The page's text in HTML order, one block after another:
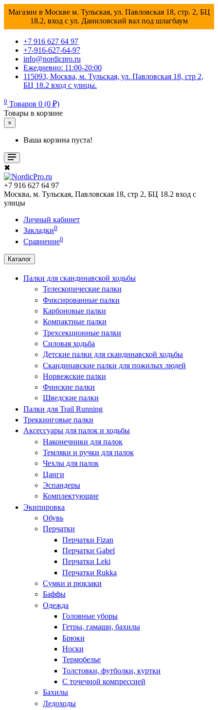
Магазин в Москве м. Тульская, ул. Павловская 18, стр. 2, БЦ
18.2, вход с ул. Даниловский вал под шлагбаум
+7 916 627 64 97
+7-916-627-64-97
info@nordicpro.ru
Ежедневно: 11:00-20:00
115093, Москва, м. Тульская, ул. Павловская 18, стр 2,
БЦ 18.2 вход с улицы.
0 Товаров 0 (0 ₽)
Товары в корзине
×
Ваша корзина пуста!
✖
+7 916 627 64 97
Москва, м. Тульская, Павловская 18, стр 2, БЦ 18.2 вход с
улицы
Личный кабинет
Закладки0
Сравнение0
Каталог
Палки для скандинавской ходьбы
Телескопические палки
Фиксированные палки
Карбоновые палки
Компактные палки
Трехсекционные палки
Силовая ходьба
Детские палки для скандинавской ходьбы
Скандинавские палки для пожилых людей
Норвежские палки
Финские палки
Шведские палки
Палки для Trail Running
Треккинговые палки
Аксессуары для палок и ходьбы
Наконечники для палок
Темляки и ручки для палок
Чехлы для палок
Цанги
Эспандеры
Комплектующие
Экипировка
Обувь
Перчатки
Перчатки Fizan
Перчатки Gabel
Перчатки Leki
Перчатки Rukka
Сумки и рюкзаки
Баффы
Одежда
Головные уборы
Гетры, гамаши, бахилы
Брюки
Носки
Термобелье
Толстовки, футболки, куртки
С точечной компрессией
Бахилы
Ледоходы